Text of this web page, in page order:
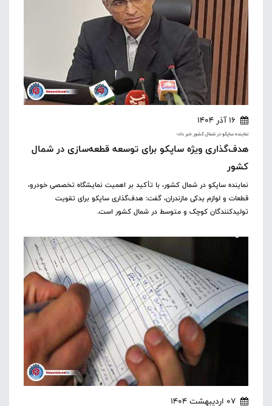
16 آذر 1404
نماینده ساپکو در شمال کشور خبر داد؛
هدف‌گذاری ویژه ساپکو برای توسعه قطعه‌سازی در شمال
کشور
نماینده ساپکو در شمال کشور، با تأکید بر اهمیت نمایشگاه تخصصی خودرو،
قطعات و لوازم یدکی مازندران، گفت: هدف‌گذاری ساپکو برای تقویت
تولیدکنندگان کوچک و متوسط در شمال کشور است.
07 اردیبهشت 1404